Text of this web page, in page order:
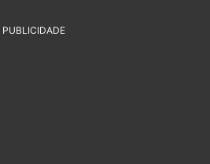
PUBLICIDADE